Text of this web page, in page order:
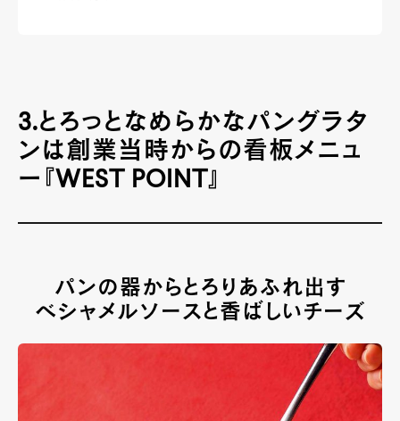
3.とろっとなめらかなパングラタ
ンは創業当時からの看板メニュ
ー『WEST POINT』
パンの器からとろりあふれ出す
ベシャメルソースと香ばしいチーズ